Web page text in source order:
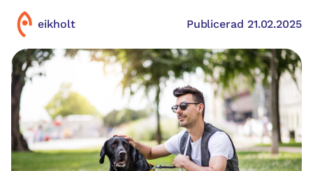
eikholt Publicerad 21.02.2025